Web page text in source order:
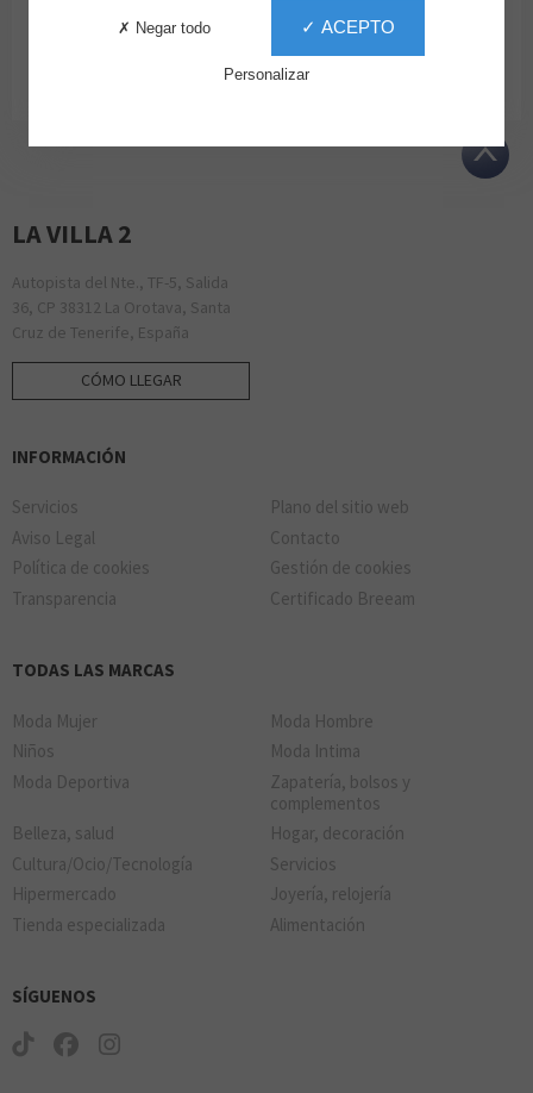
Objetos perdidos
LA VILLA 2
Autopista del Nte., TF-5, Salida
36, CP 38312 La Orotava, Santa
Cruz de Tenerife, España
CÓMO LLEGAR
INFORMACIÓN
Servicios
Plano del sitio web
Aviso Legal
Contacto
Política de cookies
Gestión de cookies
Transparencia
Certificado Breeam
TODAS LAS MARCAS
Moda Mujer
Moda Hombre
Niños
Moda Intima
Moda Deportiva
Zapatería, bolsos y
complementos
Belleza, salud
Hogar, decoración
Cultura/Ocio/Tecnología
Servicios
Hipermercado
Joyería, relojería
Tienda especializada
Alimentación
SÍGUENOS
✓ ACEPTO
✗ Negar todo
Personalizar